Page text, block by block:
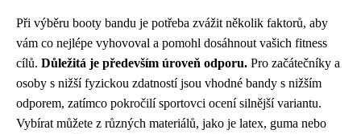
Při výběru booty bandu je potřeba zvážit několik faktorů, aby
vám co nejlépe vyhovoval a pomohl dosáhnout vašich fitness
cílů. Důležitá je především úroveň odporu. Pro začátečníky a
osoby s nižší fyzickou zdatností jsou vhodné bandy s nižším
odporem, zatímco pokročilí sportovci ocení silnější variantu.
Vybírat můžete z různých materiálů, jako je latex, guma nebo